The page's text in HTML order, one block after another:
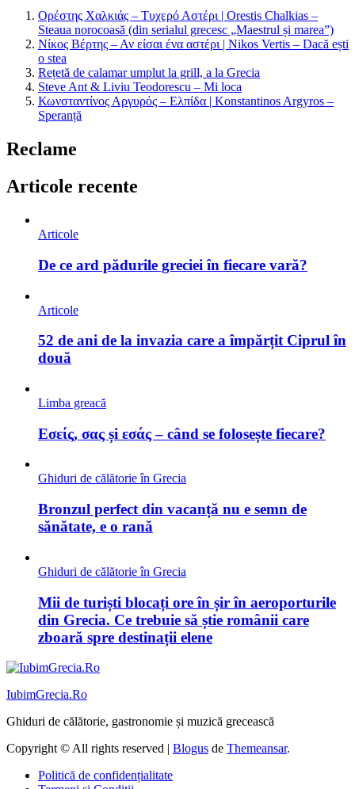
Ορέστης Χαλκιάς – Τυχερό Αστέρι | Orestis Chalkias –
Steaua norocoasă (din serialul grecesc „Maestrul și marea”)
Νίκος Βέρτης – Αν είσαι ένα αστέρι | Nikos Vertis – Dacă ești
o stea
Rețetă de calamar umplut la grill, a la Grecia
Steve Ant & Liviu Teodorescu – Mi loca
Κωνσταντίνος Αργυρός – Ελπίδα | Konstantinos Argyros –
Speranță
Reclame
Articole recente
Articole
De ce ard pădurile greciei în fiecare vară?
Articole
52 de ani de la invazia care a împărțit Ciprul în
două
Limba greacă
Εσείς, σας și εσάς – când se folosește fiecare?
Ghiduri de călătorie în Grecia
Bronzul perfect din vacanță nu e semn de
sănătate, e o rană
Ghiduri de călătorie în Grecia
Mii de turiști blocați ore în șir în aeroporturile
din Grecia. Ce trebuie să știe românii care
zboară spre destinații elene
IubimGrecia.Ro
Ghiduri de călătorie, gastronomie și muzică grecească
Copyright © All rights reserved | Blogus de Themeansar.
Politică de confidențialitate